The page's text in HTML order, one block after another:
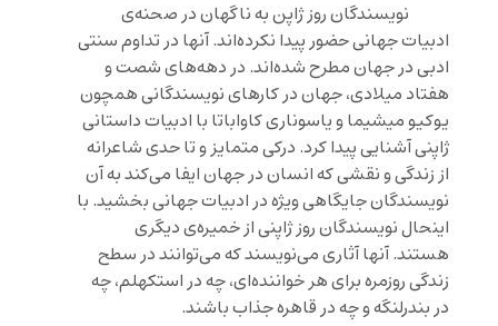
نویسندگان روز ژاپن به ناگهان در صحنه‌ی
ادبیات جهانی حضور پیدا نکرده‌اند. آنها در تداوم سنتی
ادبی در جهان مطرح شده‌اند. در دهه‌های شصت و
هفتاد میلادی، جهان در کارهای نویسندگانی همچون
یوکیو میشیما و یاسوناری کاواباتا با ادبیات داستانی
ژاپنی آشنایی پیدا کرد. درکی متمایز و تا حدی شاعرانه
از زندگی و نقشی که انسان در جهان ایفا می‌کند به آن
نویسندگان جایگاهی ویژه در ادبیات جهانی بخشید. با
اینحال نویسندگان روز ژاپنی از خمیره‌ی دیگری
هستند. آنها آثاری می‌نویسند که می‌توانند در سطح
زندگی روزمره برای هر خواننده‌ای، چه در استکهلم، چه
در بندرلنگه و چه در قاهره جذاب باشند.